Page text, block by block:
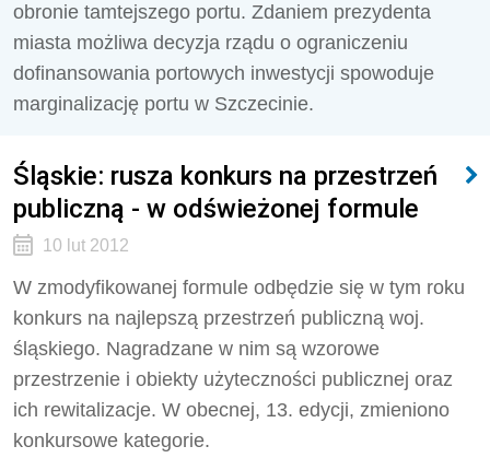
obronie tamtejszego portu. Zdaniem prezydenta
miasta możliwa decyzja rządu o ograniczeniu
dofinansowania portowych inwestycji spowoduje
marginalizację portu w Szczecinie.
Śląskie: rusza konkurs na przestrzeń
publiczną - w odświeżonej formule
10 lut 2012
W zmodyfikowanej formule odbędzie się w tym roku
konkurs na najlepszą przestrzeń publiczną woj.
śląskiego. Nagradzane w nim są wzorowe
przestrzenie i obiekty użyteczności publicznej oraz
ich rewitalizacje. W obecnej, 13. edycji, zmieniono
konkursowe kategorie.